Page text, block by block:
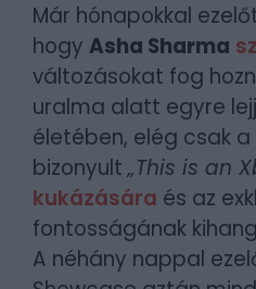
Már hónapokkal
hogy Asha Sharma
változásokat fog
uralma alatt egyre
életében, elég csak
bizonyult„This is an
kukázására és az
fontosságának
A néhány nappal